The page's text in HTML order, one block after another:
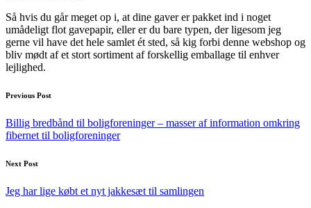
Så hvis du går meget op i, at dine gaver er pakket ind i noget
umådeligt flot gavepapir, eller er du bare typen, der ligesom jeg
gerne vil have det hele samlet ét sted, så kig forbi denne webshop og
bliv mødt af et stort sortiment af forskellig emballage til enhver
lejlighed.
Post
navigation
Previous Post
Billig bredbånd til boligforeninger – masser af information omkring
fibernet til boligforeninger
Next Post
Jeg har lige købt et nyt jakkesæt til samlingen